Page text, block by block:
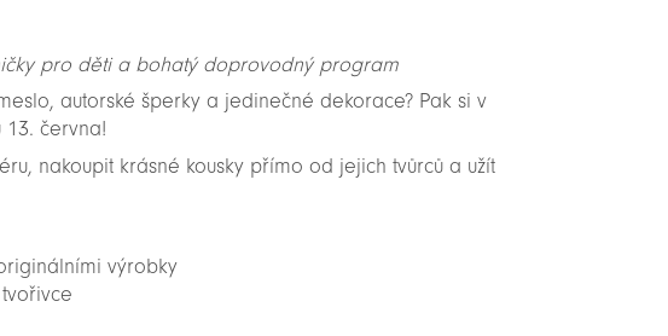
pro děti a bohatý doprovodný program
autorské šperky a jedinečné dekorace? Pak si v
června!
nakoupit krásné kousky přímo od jejich tvůrců a užít
výrobky